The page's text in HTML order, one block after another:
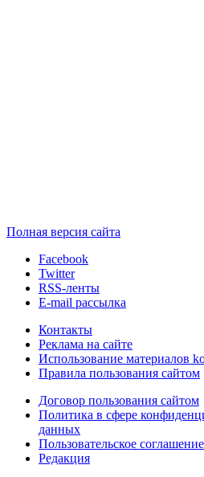
Полная версия сайта
Facebook
Twitter
RSS-ленты
E-mail рассылка
Контакты
Реклама на сайте
Использование материалов
Правила пользования сайтом
Договор пользования сайтом
Политика в сфере
данных
Пользовательское соглашение
Редакция